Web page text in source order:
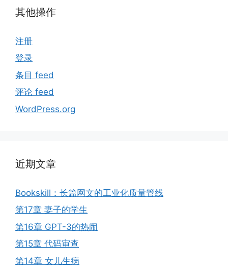
其他操作
注册
登录
条目 feed
评论 feed
WordPress.org
近期文章
Bookskill：长篇网文的工业化质量管线
第17章 妻子的学生
第16章 GPT-3的热闹
第15章 代码审查
第14章 女儿生病